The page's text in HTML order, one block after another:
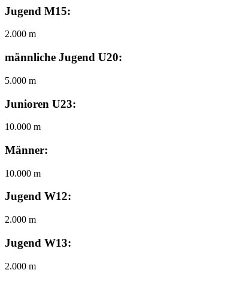
Jugend M15:
2.000 m
männliche Jugend U20:
5.000 m
Junioren U23:
10.000 m
Männer:
10.000 m
Jugend W12:
2.000 m
Jugend W13:
2.000 m